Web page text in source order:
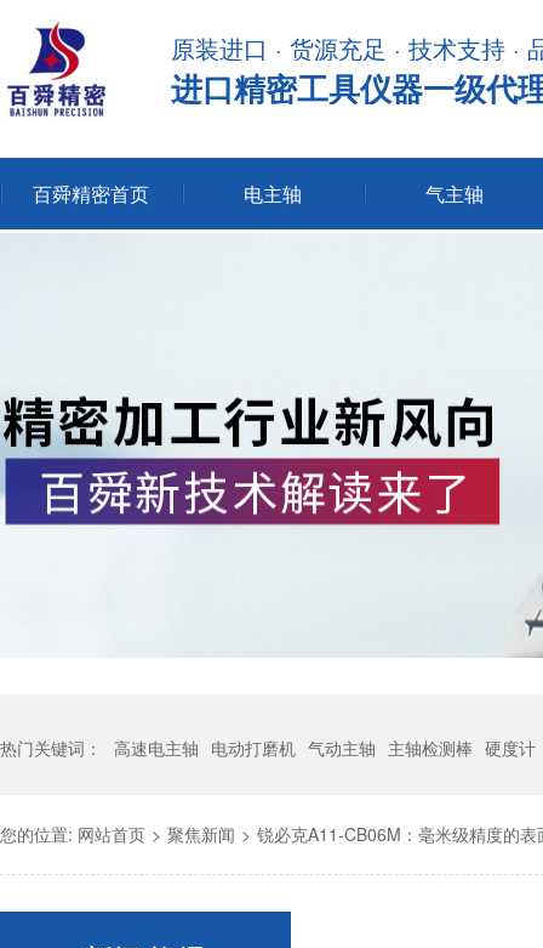
原装进口 · 货源充足 · 技术支持 ·
进口精密工具仪器一级代
百舜精密首页 电主轴 气主轴
热门关键词： 高速电主轴 电动打磨机 气动主轴 主轴检测棒 硬度计
您的位置: 网站首页 > 聚焦新闻 > 锐必克A11-CB06M：毫米级精度的表